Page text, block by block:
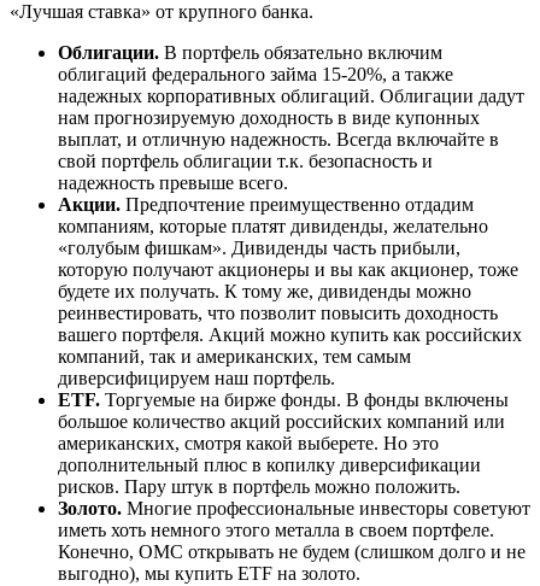
«Лучшая ставка» от крупного банка.
Облигации. В портфель обязательно включим
облигаций федерального займа 15-20%, а также
надежных корпоративных облигаций. Облигации дадут
нам прогнозируемую доходность в виде купонных
выплат, и отличную надежность. Всегда включайте в
свой портфель облигации т.к. безопасность и
надежность превыше всего.
Акции. Предпочтение преимущественно отдадим
компаниям, которые платят дивиденды, желательно
«голубым фишкам». Дивиденды часть прибыли,
которую получают акционеры и вы как акционер, тоже
будете их получать. К тому же, дивиденды можно
реинвестировать, что позволит повысить доходность
вашего портфеля. Акций можно купить как российских
компаний, так и американских, тем самым
диверсифицируем наш портфель.
ETF. Торгуемые на бирже фонды. В фонды включены
большое количество акций российских компаний или
американских, смотря какой выберете. Но это
дополнительный плюс в копилку диверсификации
рисков. Пару штук в портфель можно положить.
Золото. Многие профессиональные инвесторы советуют
иметь хоть немного этого металла в своем портфеле.
Конечно, ОМС открывать не будем (слишком долго и не
выгодно), мы купить ETF на золото.